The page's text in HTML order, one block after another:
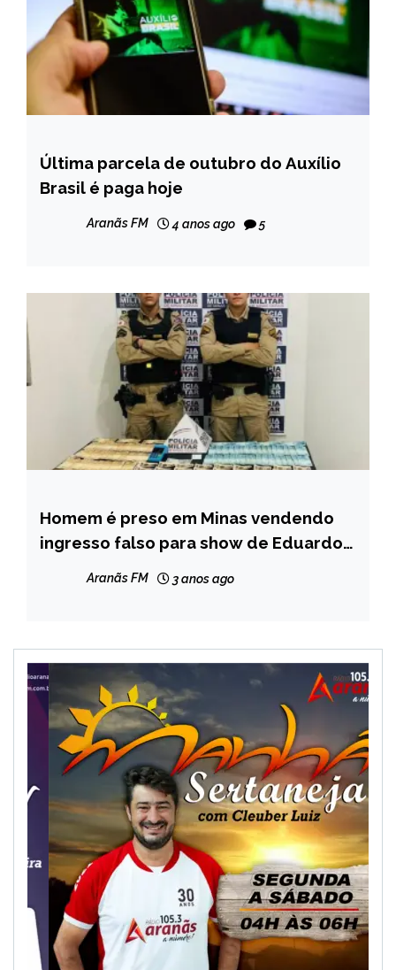
BRASIL
NOTÍCIAS
Última parcela de outubro do Auxílio
Brasil é paga hoje
Aranãs FM 4 anos ago 5
CAPELINHA
MINAS
Homem é preso em Minas vendendo
ingresso falso para show de Eduardo
Aranãs FM 3 anos ago